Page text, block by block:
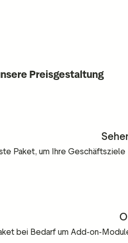
Preisgestaltung
Paket, um Ihre
bei Bedarf um Add-on-